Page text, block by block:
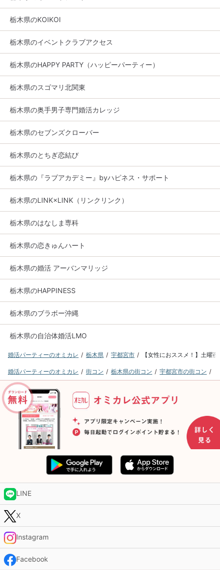
栃木県のKOIKOI
栃木県のイベントクラブアクセス
栃木県のHAPPY PARTY（ハッピーパーティー）
栃木県のスゴマリ北関東
栃木県の奥手男子専門婚活カレッジ
栃木県のセブンズクローバー
栃木県のとちぎ恋結び
栃木県の『ラブアカデミー』byハピネス・サポート
栃木県のLINK×LINK（リンクリンク）
栃木県のはなしま専科
栃木県の恋きゅんハート
栃木県の婚活 アーバンマリッジ
栃木県のHAPPINESS
栃木県のブラボー沖縄
栃木県の自治体婚活LMO
婚活パーティーのオミカレ 栃木県 宇都宮市 【女性におススメ！】土曜
婚活パーティーのオミカレ 街コン 栃木県の街コン 宇都宮市の街コン
LINE
X
Instagram
Facebook